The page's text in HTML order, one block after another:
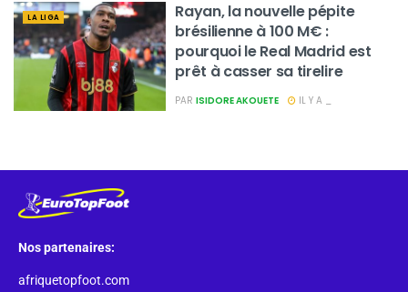
LA LIGA
Rayan, la nouvelle pépite
brésilienne à 100 M€ :
pourquoi le Real Madrid est
prêt à casser sa tirelire
PAR ISIDORE AKOUETE IL Y A _
Nos partenaires:
afriquetopfoot.com